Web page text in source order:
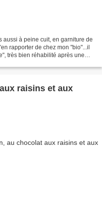
aussi à peine cuit, en garniture de
rapporter de chez mon "bio"...il
très bien réhabilité après une
raisins et aux